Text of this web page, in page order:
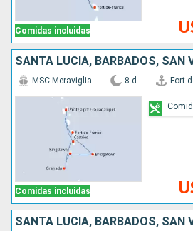
Comidas incluidas
Comidas incluidas
MSC Meraviglia 8 d Fort-